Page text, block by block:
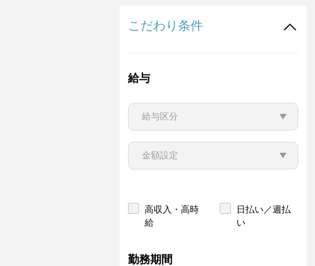
こだわり条件
給与
高収入・高時
給
日払い／週払
い
勤務期間